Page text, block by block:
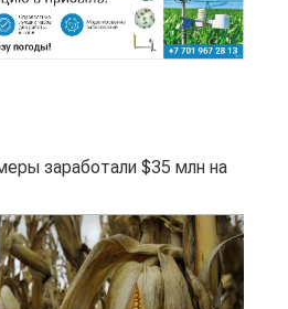
заработали $35 млн на